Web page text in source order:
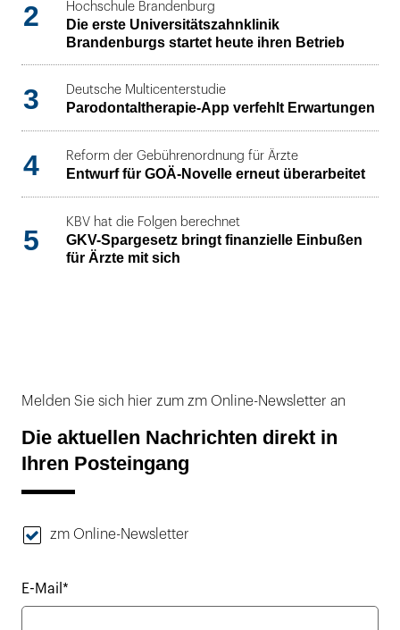
2 Hochschule Brandenburg
Die erste Universitätszahnklinik
Brandenburgs startet heute ihren Betrieb
3 Deutsche Multicenterstudie
Parodontaltherapie-App verfehlt Erwartungen
4 Reform der Gebührenordnung für Ärzte
Entwurf für GOÄ-Novelle erneut überarbeitet
5
KBV hat die Folgen berechnet
GKV-Spargesetz bringt finanzielle Einbußen
für Ärzte mit sich
Melden Sie sich hier zum zm Online-Newsletter an
Die aktuellen Nachrichten direkt in
Ihren Posteingang
zm Online-Newsletter
E-Mail*